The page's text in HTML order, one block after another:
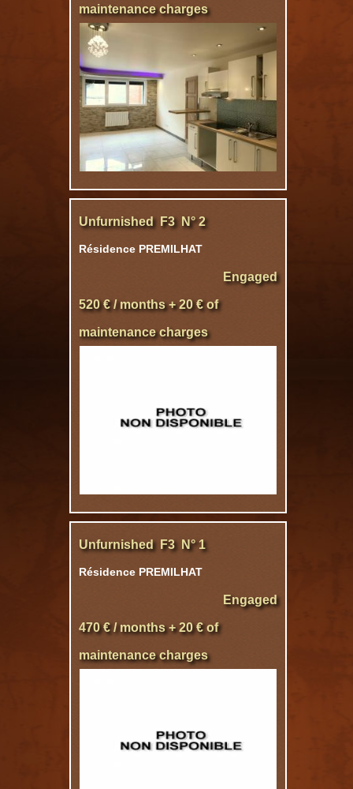
maintenance charges
Unfurnished F3 N° 2
Résidence PREMILHAT
Engaged
520 € / months + 20 € of
maintenance charges
Unfurnished F3 N° 1
Résidence PREMILHAT
Engaged
470 € / months + 20 € of
maintenance charges